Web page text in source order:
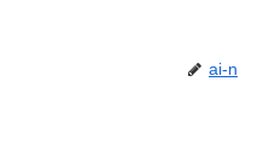
ai-n